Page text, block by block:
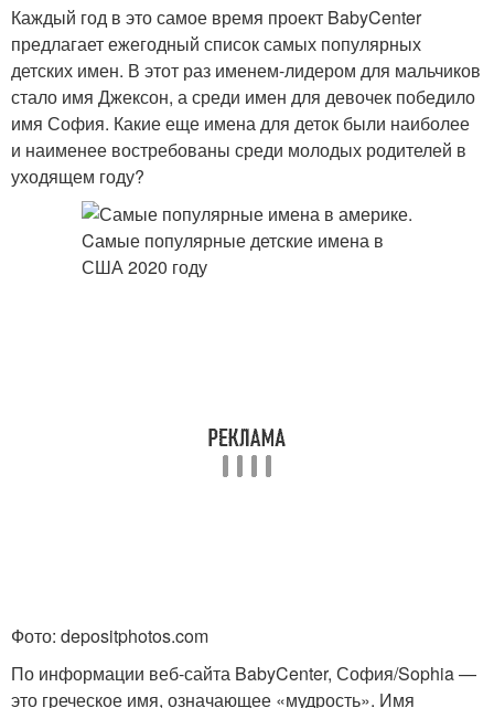
Каждый год в это самое время проект BabyCenter
предлагает ежегодный список самых популярных
детских имен. В этот раз именем-лидером для мальчиков
стало имя Джексон, а среди имен для девочек победило
имя София. Какие еще имена для деток были наиболее
и наименее востребованы среди молодых родителей в
уходящем году?
Фото: depositphotos.com
По информации веб-сайта BabyCenter, София/Sophia —
это греческое имя, означающее «мудрость». Имя